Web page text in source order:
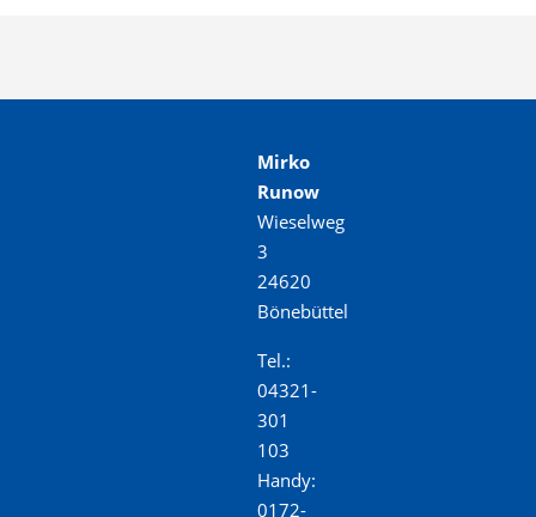
Mirko
Runow
Wieselweg
3
24620
Bönebüttel
Tel.:
04321-
301
103
Handy:
0172-